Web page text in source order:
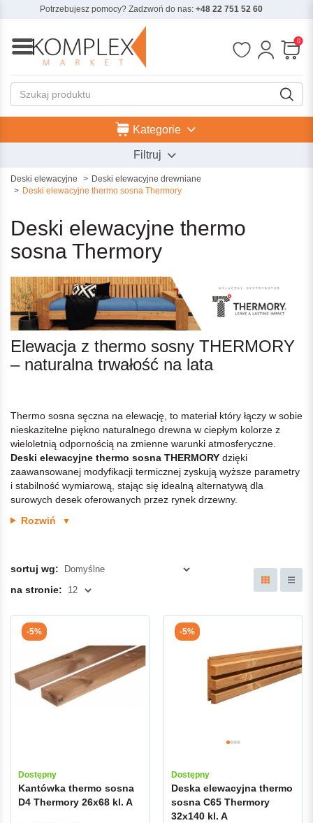
Potrzebujesz pomocy? Zadzwoń do nas: +48 22 751 52 60
0
Kategorie
Filtruj
Deski elewacyjne
Deski elewacyjne drewniane
Deski elewacyjne thermo sosna Thermory
Deski elewacyjne thermo
sosna Thermory
Elewacja z thermo sosny THERMORY
– naturalna trwałość na lata
Thermo sosna sęczna na elewację, to materiał który łączy w sobie
nieskazitelne piękno naturalnego drewna w ciepłym kolorze z
wieloletnią odpornością na zmienne warunki atmosferyczne.
Deski elewacyjne thermo sosna THERMORY dzięki
zaawansowanej modyfikacji termicznej zyskują wyższe parametry
i stabilność wymiarową, stając się idealną alternatywą dla
surowych desek oferowanych przez rynek drzewny.
Rozwiń
▼
sortuj wg:
na stronie:
-5%
Dostępny
Kantówka thermo sosna
D4 Thermory 26x68 kl. A
-5%
Dostępny
Deska elewacyjna thermo
sosna C65 Thermory
32x140 kl. A